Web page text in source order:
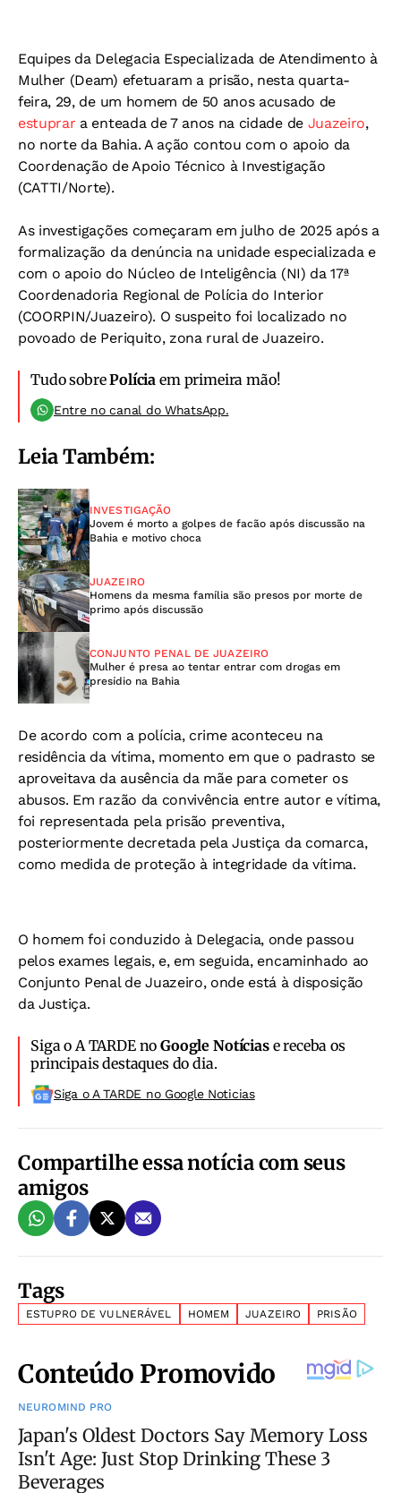
Equipes da Delegacia Especializada de Atendimento à
Mulher (Deam) efetuaram a prisão, nesta quarta-
feira, 29, de um homem de 50 anos acusado de
estuprar a enteada de 7 anos na cidade de Juazeiro,
no norte da Bahia. A ação contou com o apoio da
Coordenação de Apoio Técnico à Investigação
(CATTI/Norte).
As investigações começaram em julho de 2025 após a
formalização da denúncia na unidade especializada e
com o apoio do Núcleo de Inteligência (NI) da 17ª
Coordenadoria Regional de Polícia do Interior
(COORPIN/Juazeiro). O suspeito foi localizado no
povoado de Periquito, zona rural de Juazeiro.
Tudo sobrePolícia em primeira mão!
Entre no canal do WhatsApp.
Leia Também:
INVESTIGAÇÃO
Jovem é morto a golpes de facão após discussão na
Bahia e motivo choca
JUAZEIRO
Homens da mesma família são presos por morte de
primo após discussão
CONJUNTO PENAL DE JUAZEIRO
Mulher é presa ao tentar entrar com drogas em
presídio na Bahia
De acordo com a polícia, crime aconteceu na
residência da vítima, momento em que o padrasto se
aproveitava da ausência da mãe para cometer os
abusos. Em razão da convivência entre autor e vítima,
foi representada pela prisão preventiva,
posteriormente decretada pela Justiça da comarca,
como medida de proteção à integridade da vítima.
O homem foi conduzido à Delegacia, onde passou
pelos exames legais, e, em seguida, encaminhado ao
Conjunto Penal de Juazeiro, onde está à disposição
da Justiça.
Siga o A TARDE noGoogle Notíciase receba os
principais destaques do dia.
Siga o A TARDE no Google Noticias
Compartilhe essa notícia com seus
amigos
Tags
ESTUPRO DE VULNERÁVEL HOMEM JUAZEIRO PRISÃO